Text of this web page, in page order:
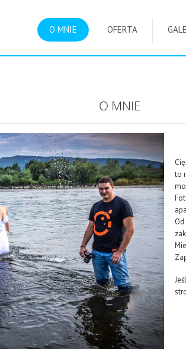
O MNIE OFERTA
O MNIE
to